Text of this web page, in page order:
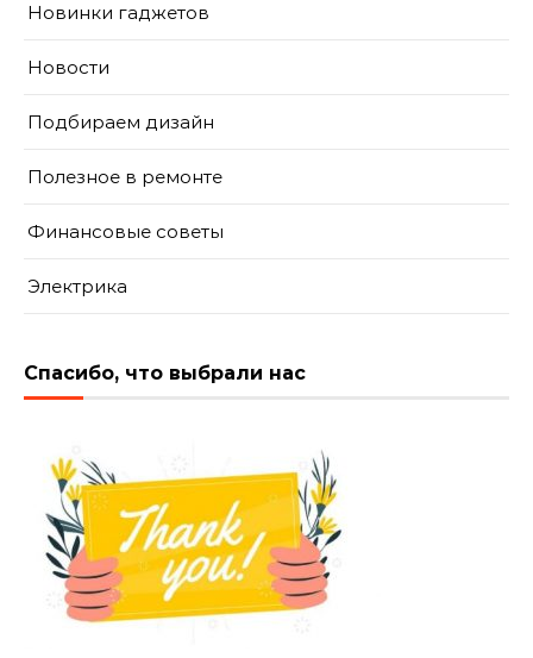
Новинки гаджетов
Новости
Подбираем дизайн
Полезное в ремонте
Финансовые советы
Электрика
Спасибо, что выбрали нас